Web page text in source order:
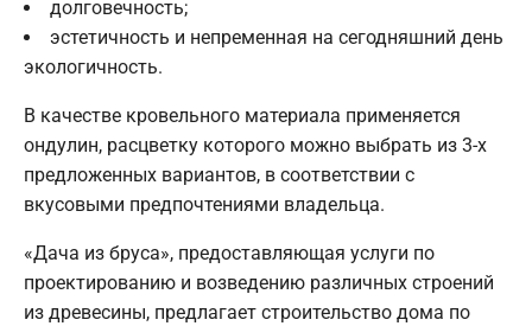
долговечность;
эстетичность и непременная на сегодняшний день
экологичность.
В качестве кровельного материала применяется
ондулин, расцветку которого можно выбрать из 3-х
предложенных вариантов, в соответствии с
вкусовыми предпочтениями владельца.
«Дача из бруса», предоставляющая услуги по
проектированию и возведению различных строений
из древесины, предлагает строительство дома по